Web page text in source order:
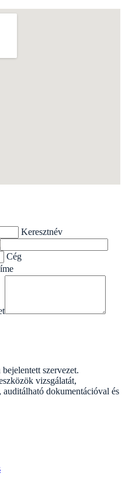
Keresztnév
Cég
szervezet.
vizsgálatát,
auditálható dokumentációval és